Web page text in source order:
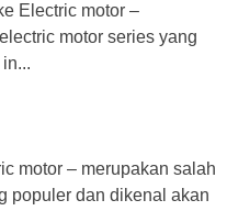
Electric motor –
motor series yang
motor – merupakan salah
populer dan dikenal akan